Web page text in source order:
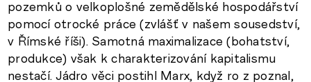
pozemků o velkoplošné zemědělské hospodářství
pomocí otrocké práce (zvlášť v našem sousedství,
v Římské říši). Samotná maximalizace (bohatství,
produkce) však k charakterizování kapitalismu
nestačí. Jádro věci postihl Marx, když ro z poznal,